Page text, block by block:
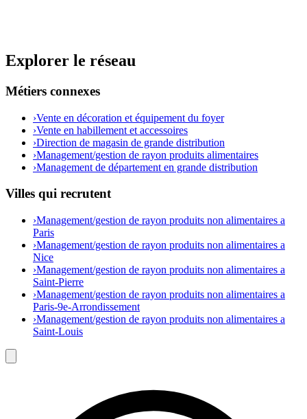
Explorer le réseau
Métiers connexes
›Vente en décoration et équipement du foyer
›Vente en habillement et accessoires
›Direction de magasin de grande distribution
›Management/gestion de rayon produits alimentaires
›Management de département en grande distribution
Villes qui recrutent
›Management/gestion de rayon produits non alimentaires a
Paris
›Management/gestion de rayon produits non alimentaires a
Nice
›Management/gestion de rayon produits non alimentaires a
Saint-Pierre
›Management/gestion de rayon produits non alimentaires a
Paris-9e-Arrondissement
›Management/gestion de rayon produits non alimentaires a
Saint-Louis